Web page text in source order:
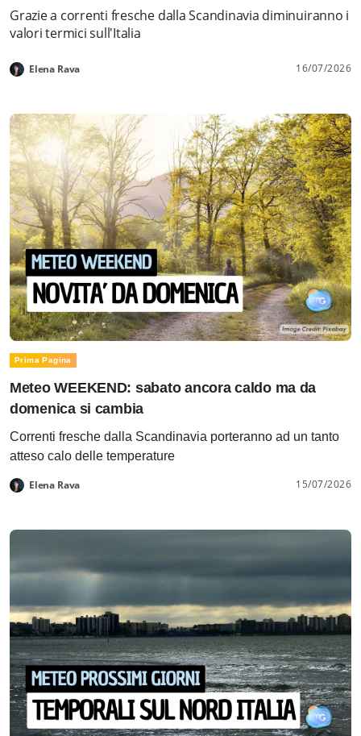
Grazie a correnti fresche dalla Scandinavia diminuiranno i
valori termici sull'Italia
Elena Rava 16/07/2026
Prima Pagina
Meteo WEEKEND: sabato ancora caldo ma da
domenica si cambia
Correnti fresche dalla Scandinavia porteranno ad un tanto
atteso calo delle temperature
Elena Rava 15/07/2026